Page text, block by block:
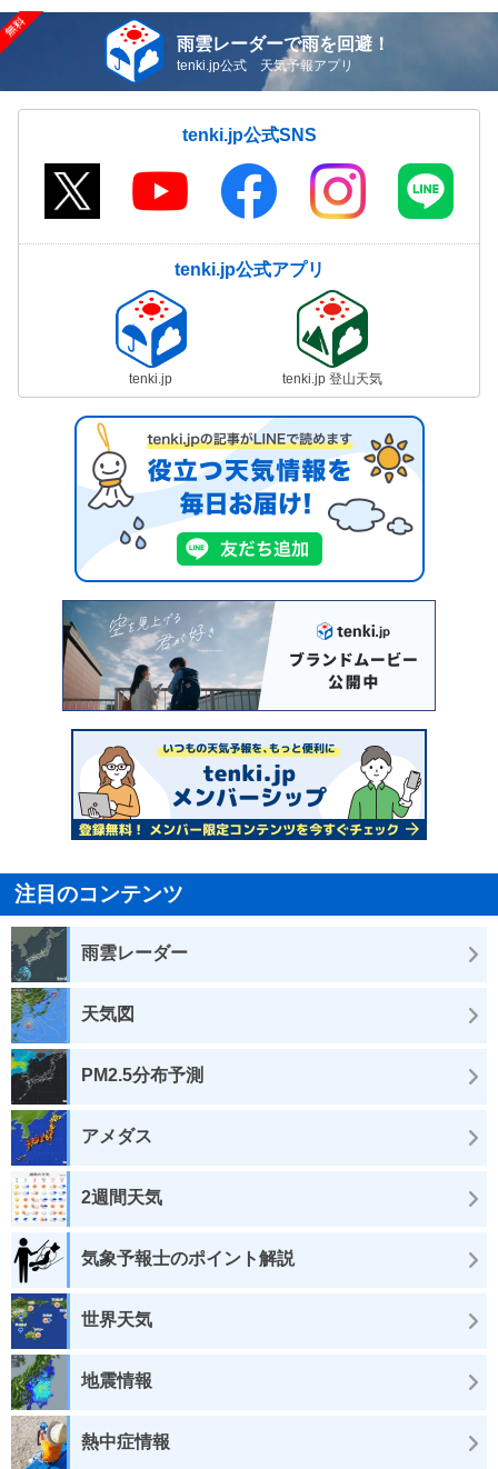
雨雲レーダーで雨を回避！
tenki.jp公式 天気予報アプリ
tenki.jp公式SNS
tenki.jp公式アプリ
tenki.jp tenki.jp 登山天気
注目のコンテンツ
雨雲レーダー
天気図
PM2.5分布予測
アメダス
2週間天気
気象予報士のポイント解説
世界天気
地震情報
熱中症情報